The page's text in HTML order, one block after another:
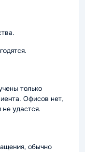
только
Офисов нет,
удастся.
обычно